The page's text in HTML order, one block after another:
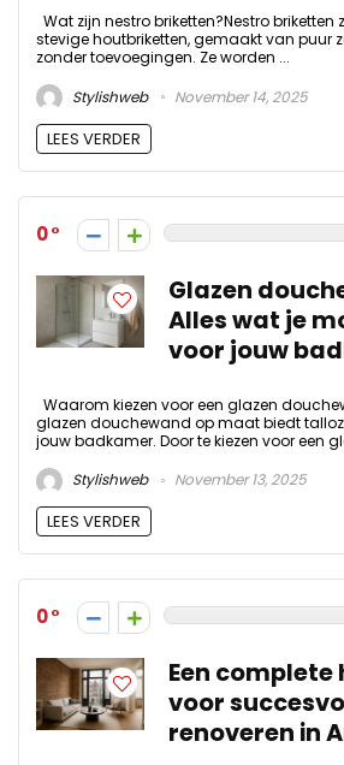
Wat zijn nestro briketten?Nestro
stevige houtbriketten, gemaakt van puur
zonder toevoegingen. Ze worden ...
Stylishweb
November 14, 2025
LEES VERDER
0
Glazen
Alles wat je
voor jouw
Waarom kiezen voor een glazen
glazen douchewand op maat biedt
jouw badkamer. Door te kiezen voor een
Stylishweb
November 13, 2025
LEES VERDER
0
Een
voor
renoveren in